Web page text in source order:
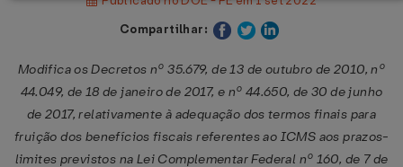
Compartilhar:
Modifica os Decretos nº 35.679, de 13 de outubro de 2010, nº
44.049, de 18 de janeiro de 2017, e nº 44.650, de 30 de junho
de 2017, relativamente à adequação dos termos finais para
fruição dos benefícios fiscais referentes ao ICMS aos prazos-
limites previstos na Lei Complementar Federal nº 160, de 7 de